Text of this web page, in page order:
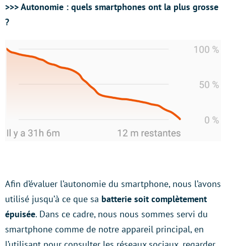
>>> Autonomie : quels smartphones ont la plus grosse
?
Afin d’évaluer l’autonomie du smartphone, nous l’avons
utilisé jusqu’à ce que sa batterie soit complètement
épuisée. Dans ce cadre, nous nous sommes servi du
smartphone comme de notre appareil principal, en